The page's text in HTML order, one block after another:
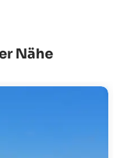
Nähe